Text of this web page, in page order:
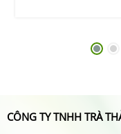
CÔNG TY TNHH TRÀ